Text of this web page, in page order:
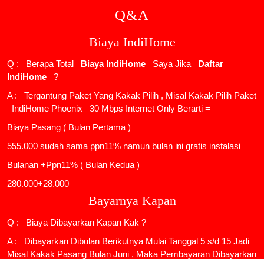
Q&A
Biaya IndiHome
Q : Berapa Total Biaya IndiHome Saya Jika
Daftar
IndiHome
?
A : Tergantung Paket Yang Kakak Pilih , Misal Kakak Pilih Paket
IndiHome Phoenix
30 Mbps Internet Only Berarti =
Biaya Pasang ( Bulan Pertama )
555.000 sudah sama ppn11% namun bulan ini gratis instalasi
Bulanan +Ppn11% ( Bulan Kedua )
280.000+28.000
Bayarnya Kapan
Q : Biaya Dibayarkan Kapan Kak ?
A : Dibayarkan Dibulan Berikutnya Mulai Tanggal 5 s/d 15 Jadi
Misal Kakak Pasang Bulan Juni , Maka Pembayaran Dibayarkan